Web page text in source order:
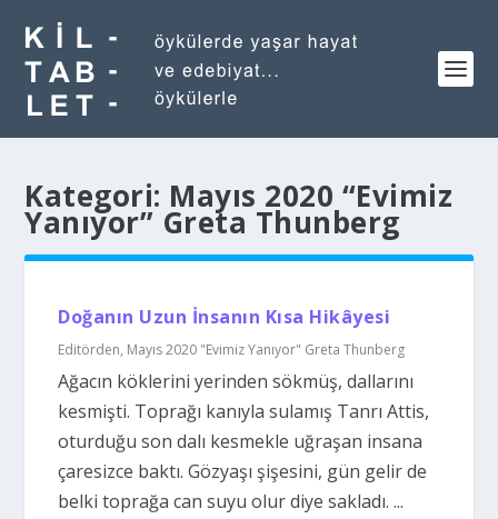
Kategori: Mayıs 2020 “Evimiz
Yanıyor” Greta Thunberg
Doğanın Uzun İnsanın Kısa Hikâyesi
Editörden, Mayıs 2020 "Evimiz Yanıyor" Greta Thunberg
Ağacın köklerini yerinden sökmüş, dallarını
kesmişti. Toprağı kanıyla sulamış Tanrı Attis,
oturduğu son dalı kesmekle uğraşan insana
çaresizce baktı. Gözyaşı şişesini, gün gelir de
belki toprağa can suyu olur diye sakladı. ...